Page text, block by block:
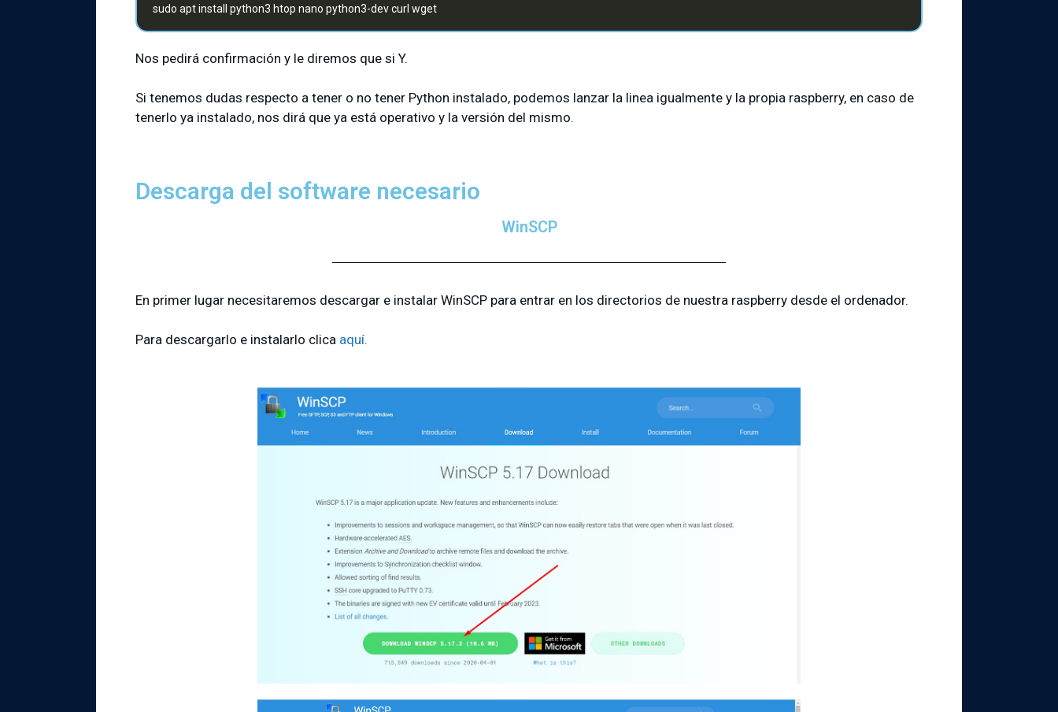
sudo apt install python3 htop nano python3-dev curl wget
Nos pedirá confirmación y le diremos que si Y.
Si tenemos dudas respecto a tener o no tener Python instalado, podemos lanzar la linea igualmente y la propia raspberry, en caso de
tenerlo ya instalado, nos dirá que ya está operativo y la versión del mismo.
Descarga del software necesario
WinSCP
En primer lugar necesitaremos descargar e instalar WinSCP para entrar en los directorios de nuestra raspberry desde el ordenador.
Para descargarlo e instalarlo clica aquí.